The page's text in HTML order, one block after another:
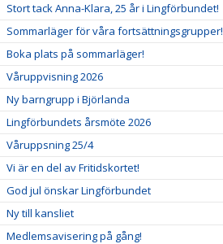
Stort tack Anna-Klara, 25 år i Lingförbundet!
Sommarläger för våra fortsättningsgrupper!
Boka plats på sommarläger!
Våruppvisning 2026
Ny barngrupp i Björlanda
Lingförbundets årsmöte 2026
Våruppsning 25/4
Vi är en del av Fritidskortet!
God jul önskar Lingförbundet
Ny till kansliet
Medlemsavisering på gång!